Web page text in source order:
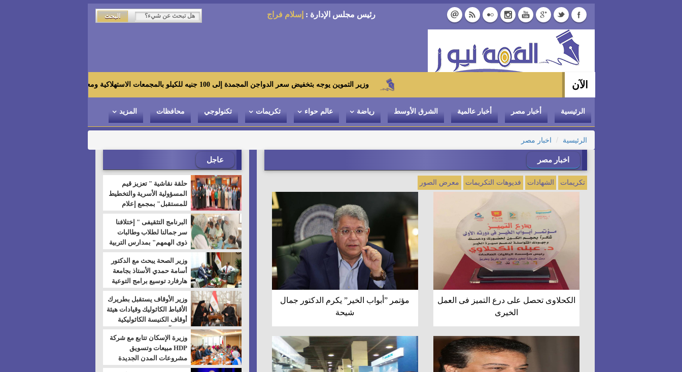
رئيس مجلس الإدارة : إسلام فراج
الآن وزير التموين يوجه بتخفيض سعر الدواجن المجمدة إلى 100 جنيه للكيلو بالمجمعات الاستهلاكية ومعارض «أهلاً رمضان»
الرئيسية أخبار مصر أخبار عالمية الشرق الأوسط رياضة عالم حواء تكريمات تكنولوجي محافظات المزيد
الرئيسية اخبار مصر
اخبار مصر
تكريمات الشهادات فديوهات التكريمات معرض الصور
الكحلاوى تحصل على درع التميز فى العمل
الخيرى
مؤتمر ”أبواب الخير” يكرم الدكتور جمال
شيحة
عاجل
حلقة نقاشية " تعزيز قيم
المسؤولية الأسرية والتخطيط
للمستقبل" بمجمع إعلام
السويس
البرنامج التثقيفى " إختلافنا
سر جمالنا لطلاب وطالبات
ذوى الهمهم" بمدارس التربية
الخاصة بالسويس
وزير الصحة يبحث مع الدكتور
أسامة حمدي الأستاذ بجامعة
هارفارد توسيع برامج التوعية
بمرض السكري
وزير الأوقاف يستقبل بطريرك
الأقباط الكاثوليك وقيادات هيئة
أوقاف الكنيسة الكاثوليكية
لبحث آفاق التعاون المشترك
وزيرة الإسكان تتابع مع شركة
HDP مبيعات وتسويق
مشروعات المدن الجديدة